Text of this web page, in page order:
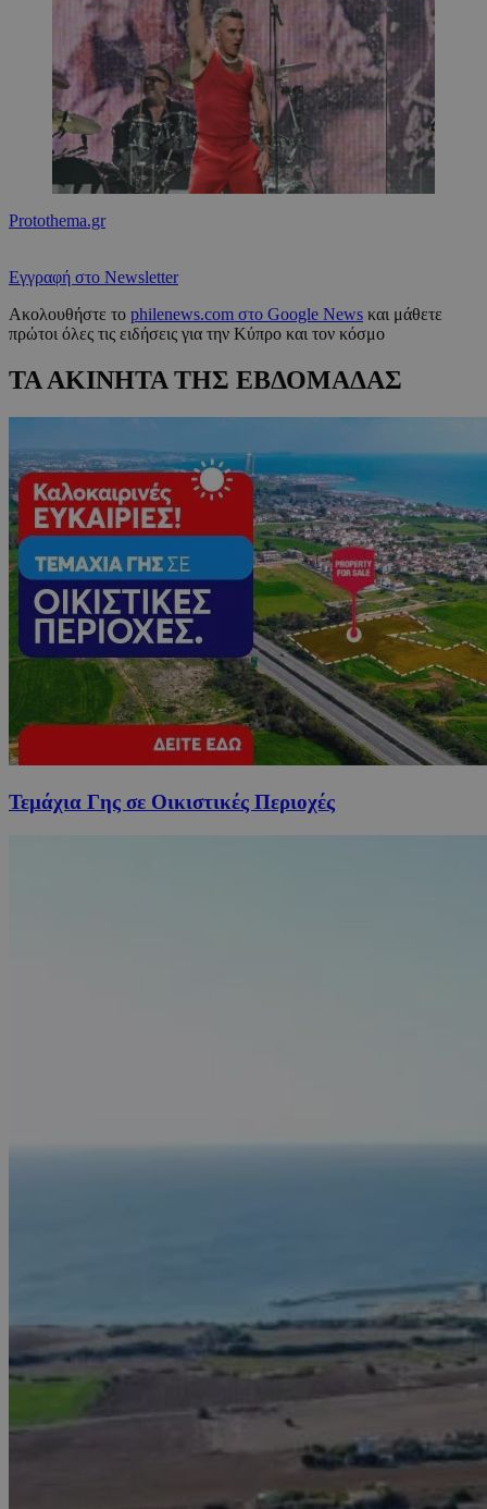
Protothema.gr
Εγγραφή στο Newsletter
Ακολουθήστε το philenews.com στο Google News και μάθετε
πρώτοι όλες τις ειδήσεις για την Κύπρο και τον κόσμο
ΤΑ ΑΚΙΝΗΤΑ ΤΗΣ ΕΒΔΟΜΑΔΑΣ
Τεμάχια Γης σε Οικιστικές Περιοχές